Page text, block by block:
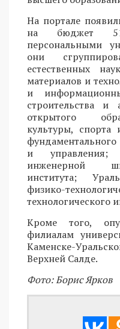
На портале
на бюджет
персональными
они
естественных
материалов и
и
строительства и
открытого
культуры,
и управления;
инженерной
института;
физико-
технологического
Кроме того,
филиалам
Каменске-
Верхней Салде.
Фото: Борис Ярков